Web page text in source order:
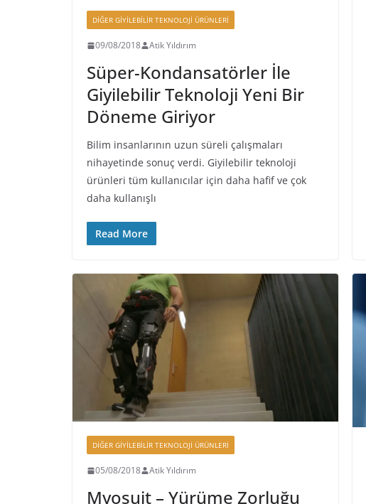
DIĞER GIYILEBILIR TEKNOLOJI ÜRÜNLERI
09/08/2018 Atik Yıldırım
Süper-Kondansatörler İle
Giyilebilir Teknoloji Yeni Bir
Döneme Giriyor
Bilim insanlarının uzun süreli çalışmaları
nihayetinde sonuç verdi. Giyilebilir teknoloji
ürünleri tüm kullanıcılar için daha hafif ve çok
daha kullanışlı
Read More
DIĞER GIYILEBILIR TEKNOLOJI ÜRÜNLERI
05/08/2018 Atik Yıldırım
Myosuit – Yürüme Zorluğu